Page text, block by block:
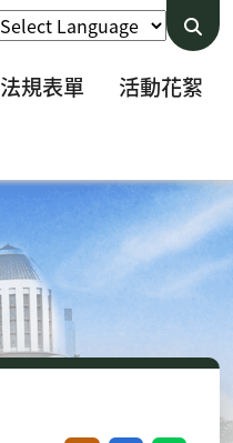
法規表單
活動花絮